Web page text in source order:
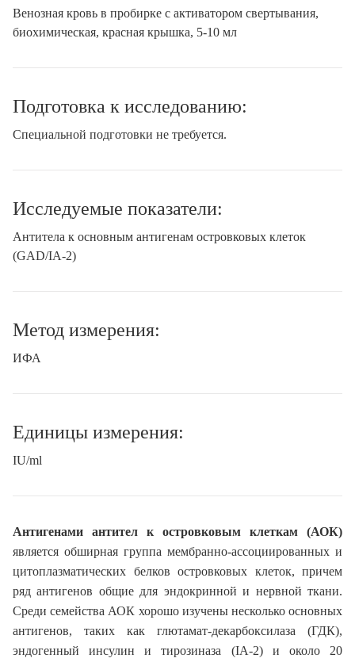
Венозная кровь в пробирке с активатором свертывания,
биохимическая, красная крышка, 5-10 мл
Подготовка к исследованию:
Специальной подготовки не требуется.
Исследуемые показатели:
Антитела к основным антигенам островковых клеток
(GAD/IA-2)
Метод измерения:
ИФА
Единицы измерения:
IU/ml
Антигенами антител к островковым клеткам (АОК)
является обширная группа мембранно-ассоциированных и
цитоплазматических белков островковых клеток, причем
ряд антигенов общие для эндокринной и нервной ткани.
Среди семейства АОК хорошо изучены несколько основных
антигенов, таких как глютамат-декарбоксилаза (ГДК),
эндогенный инсулин и тирозиназа (IA-2) и около 20